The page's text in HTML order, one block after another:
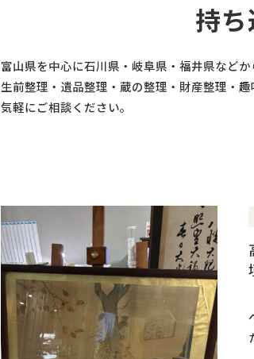
持
富山県を中心に石川県・岐阜県・福井県など
生前整理・遺品整理・蔵の整理・財産整理・
気軽にご相談ください。